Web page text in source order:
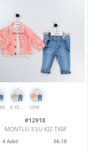
GRI
#12918
MONTLU 3'LU KIZ TKM
4 Adet 06-18